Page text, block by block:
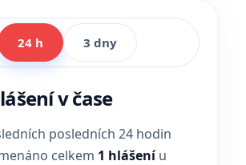
24 h 3 dny
v čase
posledních 24 hodin
celkem 1 hlášeníu